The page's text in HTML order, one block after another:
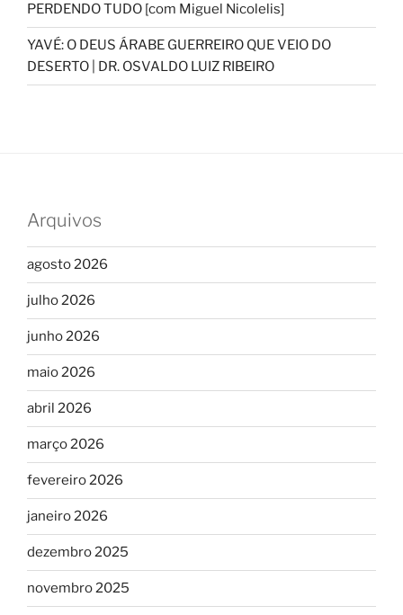
PERDENDO TUDO [com Miguel Nicolelis]
YAVÉ: O DEUS ÁRABE GUERREIRO QUE VEIO DO
DESERTO | DR. OSVALDO LUIZ RIBEIRO
Arquivos
agosto 2026
julho 2026
junho 2026
maio 2026
abril 2026
março 2026
fevereiro 2026
janeiro 2026
dezembro 2025
novembro 2025